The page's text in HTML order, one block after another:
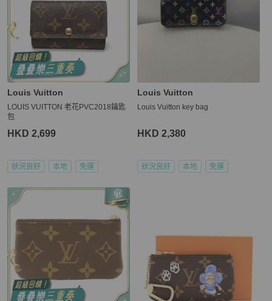
Louis Vuitton
LOUIS VUITTON 老花PVC2018鑰匙
包
HKD 2,699
狀況良好 本地 免運
Louis Vuitton
Louis Vuitton key bag
HKD 2,380
狀況良好 本地 免運